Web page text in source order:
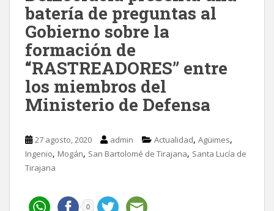
batería de preguntas al
Gobierno sobre la
formación de
“RASTREADORES” entre
los miembros del
Ministerio de Defensa
27 agosto, 2020 admin Actualidad, Agüimes,
Ingenio, Mogán, San Bartolomé de Tirajana, Santa Lucía de
Tirajana
0